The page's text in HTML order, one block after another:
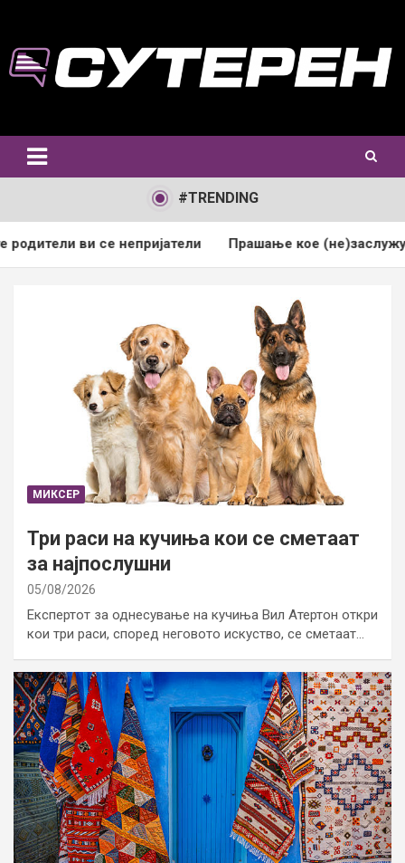
content
#TRENDING
се непријатели Прашање кое (не)заслужува одговор
МИКСЕР
Три раси на кучиња кои се сметаат
за најпослушни
05/08/2026
Експертот за однесување на кучиња Вил Атертон откри
кои три раси, според неговото искуство, се сметаат…